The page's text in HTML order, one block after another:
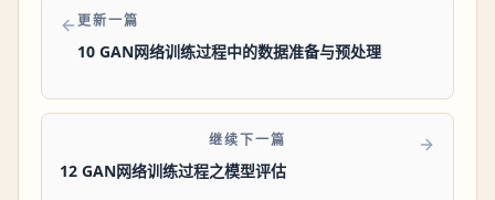
更新一篇
10 GAN网络训练过程中的数据准备与预处理
继续下一篇
12 GAN网络训练过程之模型评估